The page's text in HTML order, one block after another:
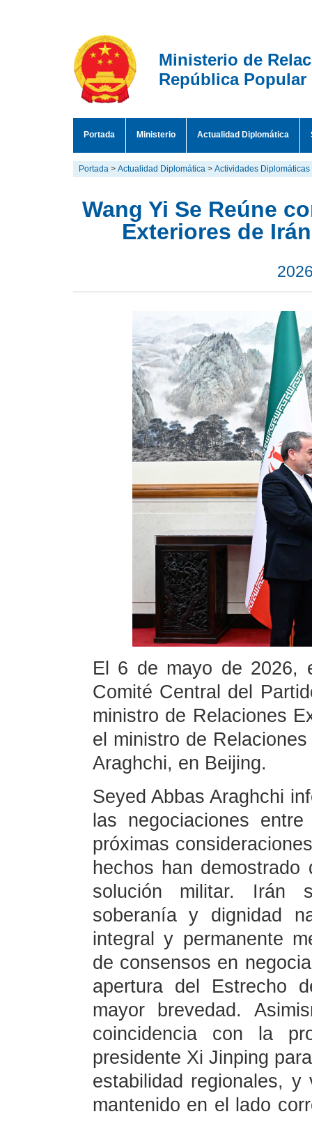
Ministerio de
República Popular
Portada Ministerio Actualidad Diplomática
Portada > Actualidad Diplomática > Actividades Diplomáticas
Wang Yi Se Reúne
Exteriores de
El 6 de mayo de 2026,
Comité Central del
ministro de Relaciones
el ministro de
Araghchi, en Beijing.
Seyed Abbas Araghchi
las negociaciones
próximas
hechos han
solución militar. Irán
soberanía y dignidad
integral y permanente
de consensos en
apertura del Estrecho
mayor brevedad.
coincidencia con la
presidente Xi Jinping
estabilidad regionales,
mantenido en el lado